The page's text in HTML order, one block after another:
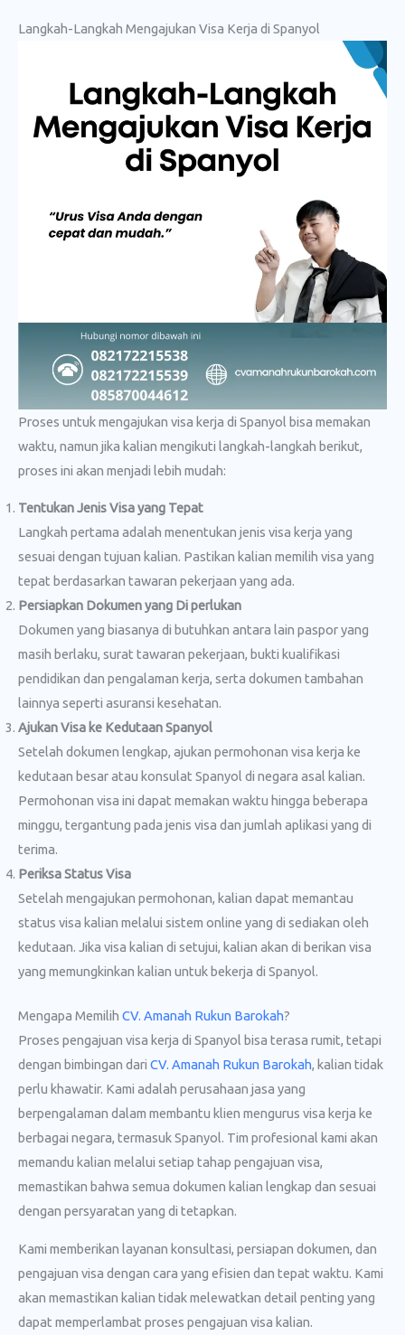
Langkah-Langkah Mengajukan Visa Kerja di Spanyol
Proses untuk mengajukan visa kerja di Spanyol bisa memakan
waktu, namun jika kalian mengikuti langkah-langkah berikut,
proses ini akan menjadi lebih mudah:
Tentukan Jenis Visa yang Tepat
Langkah pertama adalah menentukan jenis visa kerja yang
sesuai dengan tujuan kalian. Pastikan kalian memilih visa yang
tepat berdasarkan tawaran pekerjaan yang ada.
Persiapkan Dokumen yang Di perlukan
Dokumen yang biasanya di butuhkan antara lain paspor yang
masih berlaku, surat tawaran pekerjaan, bukti kualifikasi
pendidikan dan pengalaman kerja, serta dokumen tambahan
lainnya seperti asuransi kesehatan.
Ajukan Visa ke Kedutaan Spanyol
Setelah dokumen lengkap, ajukan permohonan visa kerja ke
kedutaan besar atau konsulat Spanyol di negara asal kalian.
Permohonan visa ini dapat memakan waktu hingga beberapa
minggu, tergantung pada jenis visa dan jumlah aplikasi yang di
terima.
Periksa Status Visa
Setelah mengajukan permohonan, kalian dapat memantau
status visa kalian melalui sistem online yang di sediakan oleh
kedutaan. Jika visa kalian di setujui, kalian akan di berikan visa
yang memungkinkan kalian untuk bekerja di Spanyol.
Mengapa Memilih CV. Amanah Rukun Barokah?
Proses pengajuan visa kerja di Spanyol bisa terasa rumit, tetapi
dengan bimbingan dari CV. Amanah Rukun Barokah, kalian tidak
perlu khawatir. Kami adalah perusahaan jasa yang
berpengalaman dalam membantu klien mengurus visa kerja ke
berbagai negara, termasuk Spanyol. Tim profesional kami akan
memandu kalian melalui setiap tahap pengajuan visa,
memastikan bahwa semua dokumen kalian lengkap dan sesuai
dengan persyaratan yang di tetapkan.
Kami memberikan layanan konsultasi, persiapan dokumen, dan
pengajuan visa dengan cara yang efisien dan tepat waktu. Kami
akan memastikan kalian tidak melewatkan detail penting yang
dapat memperlambat proses pengajuan visa kalian.